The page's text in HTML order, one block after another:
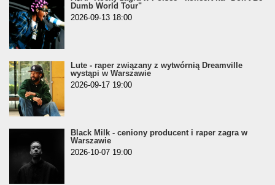
Dumb World Tour"
2026-09-13 18:00
Lute - raper związany z wytwórnią Dreamville
wystąpi w Warszawie
2026-09-17 19:00
Black Milk - ceniony producent i raper zagra w
Warszawie
2026-10-07 19:00